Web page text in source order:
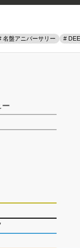
名盤アニバーサリー #
ー